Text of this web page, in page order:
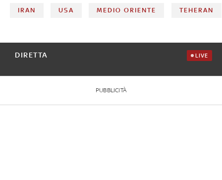
IRAN USA MEDIO ORIENTE TEHERAN
DIRETTA LIVE
PUBBLICITÀ